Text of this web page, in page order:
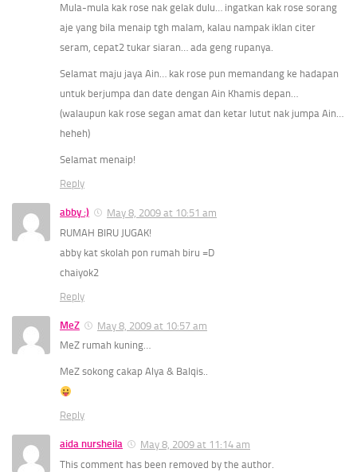
Mula-mula kak rose nak gelak dulu… ingatkan kak rose sorang
aje yang bila menaip tgh malam, kalau nampak iklan citer
seram, cepat2 tukar siaran… ada geng rupanya.
Selamat maju jaya Ain… kak rose pun memandang ke hadapan
untuk berjumpa dan date dengan Ain Khamis depan…
(walaupun kak rose segan amat dan ketar lutut nak jumpa Ain…
heheh)
Selamat menaip!
Reply
abby :)
May 8, 2009 at 10:51 am
RUMAH BIRU JUGAK!
abby kat skolah pon rumah biru =D
chaiyok2
Reply
MeZ
May 8, 2009 at 10:57 am
MeZ rumah kuning…
MeZ sokong cakap Alya & Balqis..
Reply
aida nursheila
May 8, 2009 at 11:14 am
This comment has been removed by the author.